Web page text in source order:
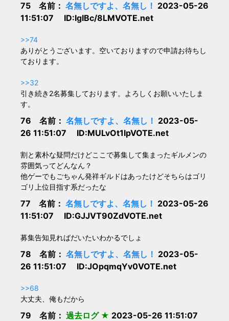
75 名前： 名無しですよ、名無し！ 2023-05-26
11:51:07 ID:IgIBc/8LMVOTE.net
>>74
ありがとうございます。空いておりますので申請お待ちし
ております。
>>32
引き続き2名募集しております。よろしくお願いいたしま
す。
76 名前： 名無しですよ、名無し！ 2023-05-
26 11:51:07 ID:MULvOt1lpVOTE.net
割と素朴な疑問だけどここで募集して集まったギルメンの
雰囲気ってどんなん？
他ゲーでもごちゃん発祥ギルドはあったけどそちらはゴリ
ゴリ上位目指す系だったな
77 名前： 名無しですよ、名無し！ 2023-05-26
11:51:07 ID:GJJVT90ZdVOTE.net
募集告知見ればだいたいわかるでしょ
78 名前： 名無しですよ、名無し！ 2023-05-
26 11:51:07 ID:JOpqmqYv0VOTE.net
>>68
大丈夫、俺もだから
79 名前： 過去ログ ★ 2023-05-26 11:51:07